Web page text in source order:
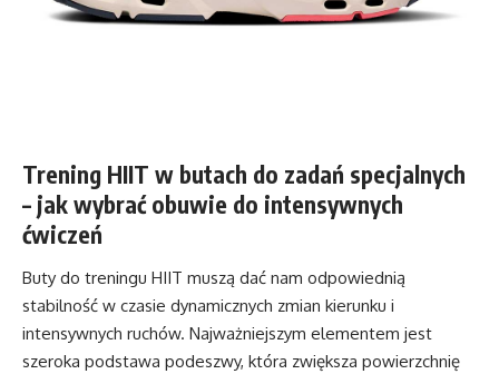
Trening HIIT w butach do zadań specjalnych
– jak wybrać obuwie do intensywnych
ćwiczeń
Buty do treningu HIIT muszą dać nam odpowiednią
stabilność w czasie dynamicznych zmian kierunku i
intensywnych ruchów. Najważniejszym elementem jest
szeroka podstawa podeszwy, która zwiększa powierzchnię